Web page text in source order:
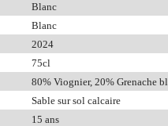
Blanc
Blanc
2024
75cl
80% Viognier, 20% Grenache
Sable sur sol calcaire
15 ans